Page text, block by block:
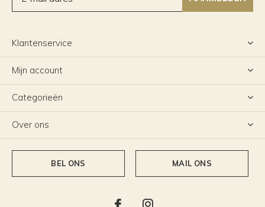
Klantenservice
Mijn account
Categorieën
Over ons
BEL ONS MAIL ONS